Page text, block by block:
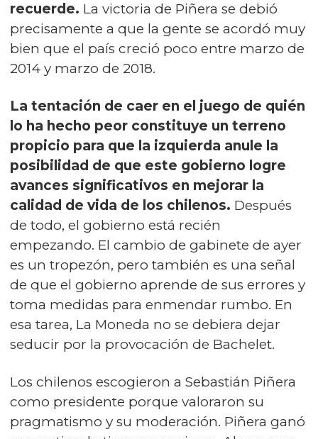
recuerde. La victoria de Piñera se debió
precisamente a que la gente se acordó muy
bien que el país creció poco entre marzo de
2014 y marzo de 2018.
La tentación de caer en el juego de quién
lo ha hecho peor constituye un terreno
propicio para que la izquierda anule la
posibilidad de que este gobierno logre
avances significativos en mejorar la
calidad de vida de los chilenos. Después
de todo, el gobierno está recién
empezando. El cambio de gabinete de ayer
es un tropezón, pero también es una señal
de que el gobierno aprende de sus errores y
toma medidas para enmendar rumbo. En
esa tarea, La Moneda no se debiera dejar
seducir por la provocación de Bachelet.
Los chilenos escogieron a Sebastián Piñera
como presidente porque valoraron su
pragmatismo y su moderación. Piñera ganó